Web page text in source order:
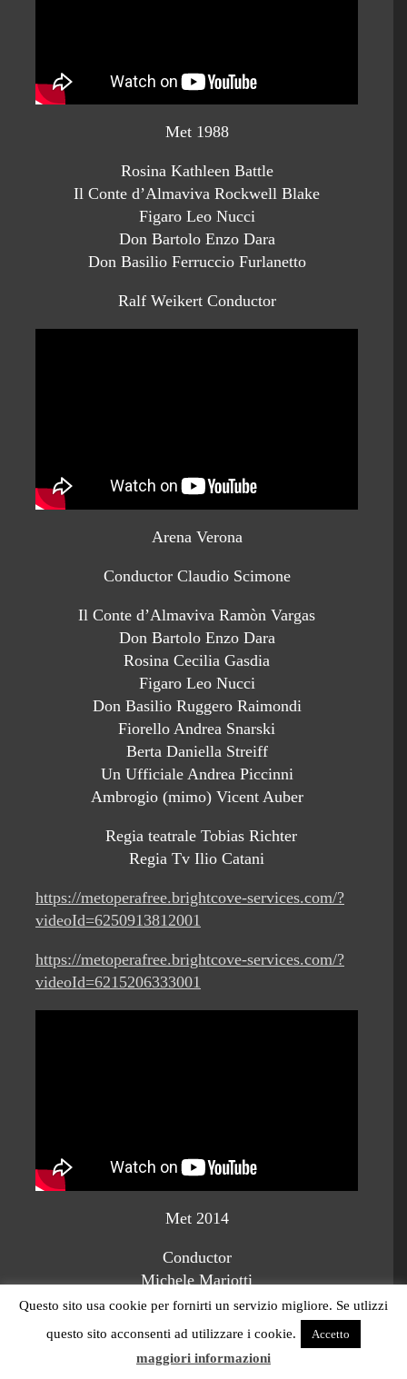
Met 1988
Rosina Kathleen Battle
Il Conte d’Almaviva Rockwell Blake
Figaro Leo Nucci
Don Bartolo Enzo Dara
Don Basilio Ferruccio Furlanetto
Ralf Weikert Conductor
Arena Verona
Conductor Claudio Scimone
Il Conte d’Almaviva Ramòn Vargas
Don Bartolo Enzo Dara
Rosina Cecilia Gasdia
Figaro Leo Nucci
Don Basilio Ruggero Raimondi
Fiorello Andrea Snarski
Berta Daniella Streiff
Un Ufficiale Andrea Piccinni
Ambrogio (mimo) Vicent Auber
Regia teatrale Tobias Richter
Regia Tv Ilio Catani
https://metoperafree.brightcove-services.com/?
videoId=6250913812001
https://metoperafree.brightcove-services.com/?
videoId=6215206333001
Met 2014
Conductor
Michele Mariotti
Bartlett Sher
Questo sito usa cookie per fornirti un servizio migliore. Se utlizzi
questo sito acconsenti ad utilizzare i cookie.
Accetto
maggiori informazioni